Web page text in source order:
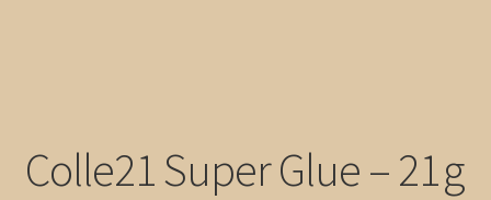
Colle21 Super Glue – 21 g